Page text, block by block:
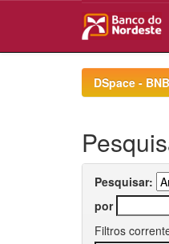
DSpace -
Pesquisar:
por
Filtros